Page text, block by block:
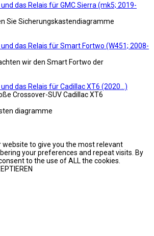
das Relais für GMC Sierra (mk5; 2019-
Sie Sicherungskastendiagramme
das Relais für Smart Fortwo (W451; 2008-
wir den Smart Fortwo der
das Relais für Cadillac XT6 (2020…)
Crossover-SUV Cadillac XT6
diagramme
website to give you the most relevant
your preferences and repeat visits. By
to the use of ALL the cookies.